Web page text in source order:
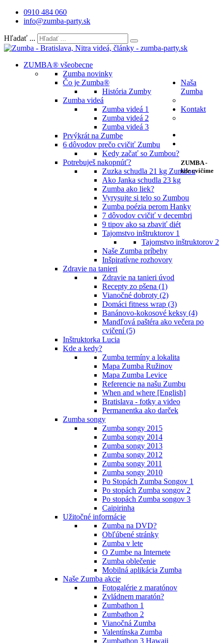
0910 484 060
info@zumba-party.sk
Hľadať ...
ZUMBA® všeobecne
Zumba novinky
Čo je Zumba®
História Zumby
Zumba videá
Zumba videá 1
Zumba videá 2
Zumba videá 3
Prvýkrát na Zumbe
6 dôvodov prečo cvičiť Zumbu
Kedy začať so Zumbou?
Potrebuješ nakopnúť?
Zuzka schudla 21 kg Zumbou
Ako Janka schudla 23 kg
Zumba ako liek?
Vyrysujte si telo so Zumbou
Zumba poézia perom Hanky
7 dôvodov cvičiť v decembri
9 tipov ako sa zbaviť diét
Tajomstvo inštruktorov 1
Tajomstvo inštruktorov 2
Naše Zumba príbehy
Inšpiratívne rozhovory
Naša
Zumba
Zdravie na tanieri
Zdravie na tanieri úvod
Recepty zo pšena (1)
Vianočné dobroty (2)
Domáci fitness wrap (3)
Banánovo-kokosové keksy (4)
Mandľová paštéra ako večera po
cvičení (5)
Inštruktorka Lucia
Kde a kedy?
Zumba termíny a lokalita
Mapa Zumba Ružinov
Mapa Zumba Levice
Referencie na našu Zumbu
When and where [English]
Bratislava - fotky a video
Permanentka ako darček
Zumba songy
Zumba songy 2015
Zumba songy 2014
Zumba songy 2013
Zumba songy 2012
Zumba songy 2011
Zumba songy 2010
Po Stopách Zumba Songov 1
Po stopách Zumba songov 2
Po stopách Zumba songov 3
Caipirinha
Užitočné informácie
Zumba na DVD?
Obľúbené stránky
Zumba v lete
O Zumbe na Internete
Zumba oblečenie
Mobilná aplikácia Zumba
Naše Zumba akcie
Fotogalérie z maratónov
Zvládnem maratón?
Zumbathon 1
Zumbathon 2
Vianočná Zumba
Valentínska Zumba
Zumbathon 3 Hawaii
Kontakt
ZUMBA -
kde cvičíme